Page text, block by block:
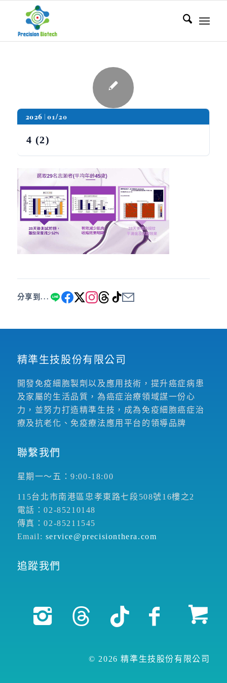
2026 01/20
4 (2)
分享到...
精準生技股份有限公司
開發免疫細胞製劑以及應用技術，提升癌症病患
及家屬的生活品質，為癌症治療領域謀一份心
力，並努力打造精準生技，成為免疫細胞癌症治
療及抗老化、免疫療法應用平台的領導品牌
聯繫我們
星期一～五：9:00-18:00
115台北市南港區忠孝東路七段508號16樓之2
電話：02-85210148
傳真：02-85211545
Email: service@precisionthera.com
追蹤我們
© 2026 精準生技股份有限公司